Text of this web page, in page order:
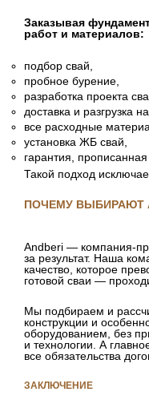
Заказывая
работ и материалов:
подбор свай,
пробное бурение,
разработка проекта
доставка и разгрузка
все расходные
установка ЖБ свай,
гарантия, прописанная
Такой подход
ПОЧЕМУ ВЫБИРАЮТ
Andberi — компания-
за результат. Наша
качество, которое
готовой сваи —
Мы подбираем и
конструкции и
оборудованием, без
и технологии. А
все обязательства
ЗАКЛЮЧЕНИЕ